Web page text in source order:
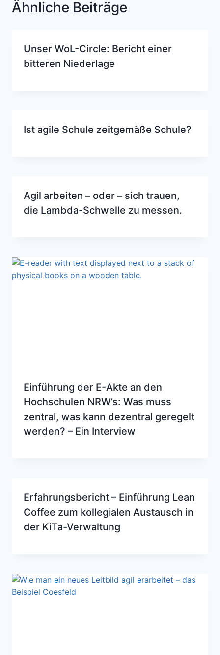
Ähnliche Beiträge
Unser WoL-Circle: Bericht einer
bitteren Niederlage
Ist agile Schule zeitgemäße Schule?
Agil arbeiten – oder – sich trauen,
die Lambda-Schwelle zu messen.
Einführung der E-Akte an den
Hochschulen NRW’s: Was muss
zentral, was kann dezentral geregelt
werden? – Ein Interview
Erfahrungsbericht – Einführung Lean
Coffee zum kollegialen Austausch in
der KiTa-Verwaltung